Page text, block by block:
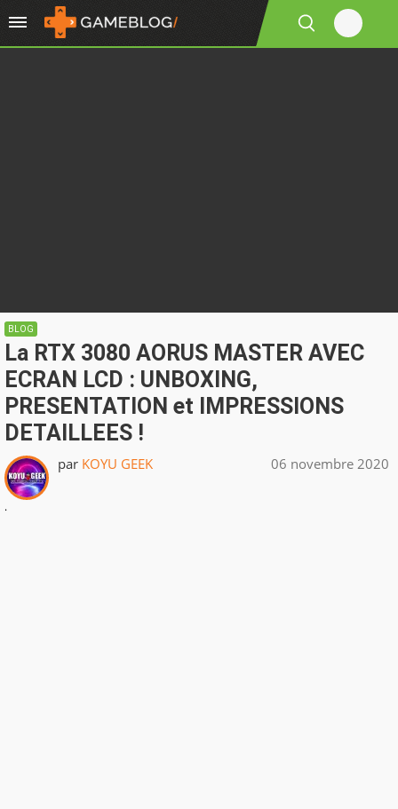
BLOG
La RTX 3080 AORUS MASTER AVEC
ECRAN LCD : UNBOXING,
PRESENTATION et IMPRESSIONS
DETAILLEES !
par KOYU GEEK 06 novembre 2020
.